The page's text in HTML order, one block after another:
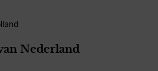
Nederland